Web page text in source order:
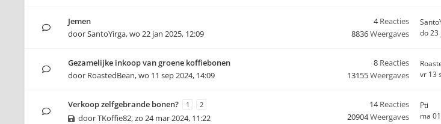
Jemen
doorSantoYirga,wo 22 jan 2025, 12:09
4Reacties
8836Weergaves
do 23
Gezamelijke inkoop van groene koffiebonen
door RoastedBean,wo 11 sep 2024, 14:09
8 Reacties
13155Weergaves
vr 13
Verkoop zelfgebrande bonen? 1 2
doorTKoffie82,zo 24 mar 2024, 11:22
14Reacties
20904Weergaves
Pti
ma